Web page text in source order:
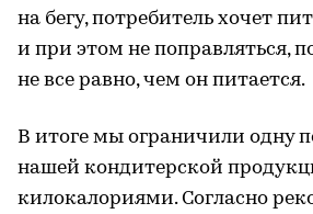
на бегу, потребитель хочет
и при этом не поправляться,
не все равно, чем он питается.
В итоге мы ограничили одну
нашей кондитерской
килокалориями. Согласно